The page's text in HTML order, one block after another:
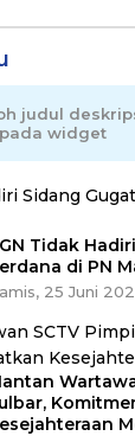
judul
widget
Tidak
di PN
25 Juni